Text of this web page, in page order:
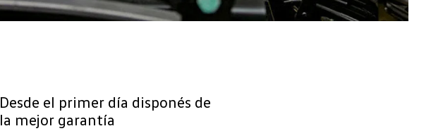
Desde el primer día disponés de
la mejor garantía